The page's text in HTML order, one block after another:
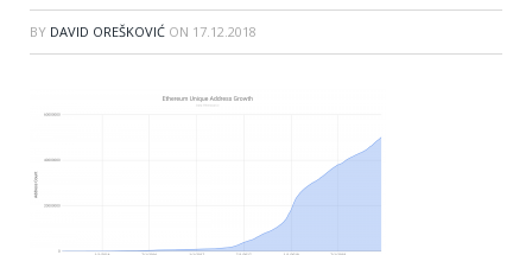
BY DAVID OREŠKOVIĆ ON 17.12.2018